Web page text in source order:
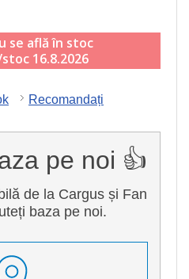
se află în stoc
16.8.2026
Recomandați
pe noi 👍
de la Cargus și Fan
baza pe noi.